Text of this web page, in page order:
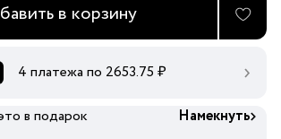
в корзину
4 платежа по 2653.75 ₽
в подарок Намекнуть